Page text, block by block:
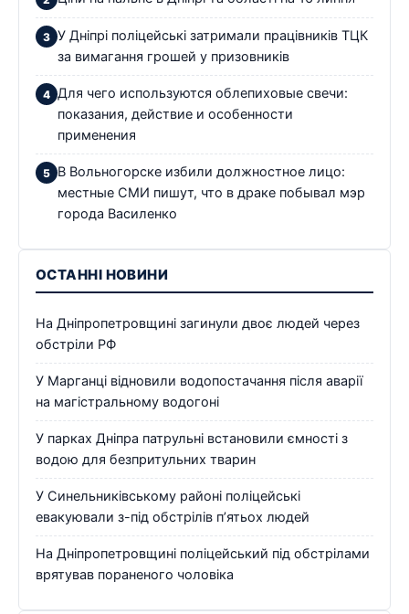
У Дніпрі поліцейські затримали працівників ТЦК
за вимагання грошей у призовників
Для чего используются облепиховые свечи:
показания, действие и особенности
применения
В Вольногорске избили должностное лицо:
местные СМИ пишут, что в драке побывал мэр
города Василенко
ОСТАННІ НОВИНИ
На Дніпропетровщині загинули двоє людей через
обстріли РФ
У Марганці відновили водопостачання після аварії
на магістральному водогоні
У парках Дніпра патрульні встановили ємності з
водою для безпритульних тварин
У Синельниківському районі поліцейські
евакуювали з-під обстрілів п’ятьох людей
На Дніпропетровщині поліцейський під обстрілами
врятував пораненого чоловіка